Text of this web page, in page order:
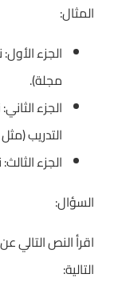
المثال:
الجزء
مجلة).
الجزء
التدريب
الجزء
السؤال:
اقرأ النص التالي
التالية: